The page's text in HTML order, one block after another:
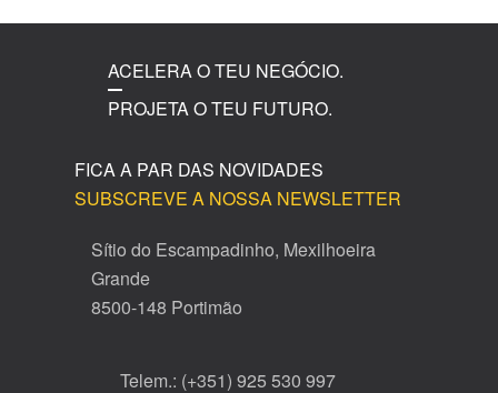
ACELERA O TEU NEGÓCIO.
PROJETA O TEU FUTURO.
FICA A PAR DAS NOVIDADES
SUBSCREVE A NOSSA NEWSLETTER
Sítio do Escampadinho, Mexilhoeira
Grande
8500-148 Portimão
Telem.: (+351) 925 530 997